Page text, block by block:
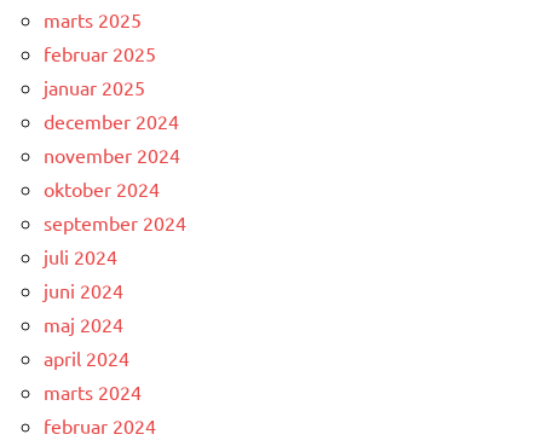
marts 2025
februar 2025
januar 2025
december 2024
november 2024
oktober 2024
september 2024
juli 2024
juni 2024
maj 2024
april 2024
marts 2024
februar 2024